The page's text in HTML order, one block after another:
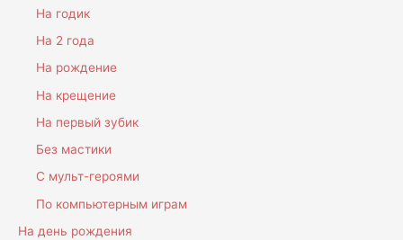
На годик
На 2 года
На рождение
На крещение
На первый зубик
Без мастики
С мульт-героями
По компьютерным играм
На день рождения